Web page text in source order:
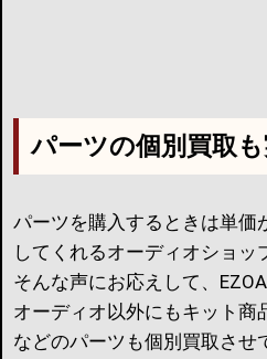
パーツの個別買取も
パーツを購入するときは単価
してくれるオーディオショッ
そんな声にお応えして、
オーディオ以外にもキット商
などのパーツも個別買取させ